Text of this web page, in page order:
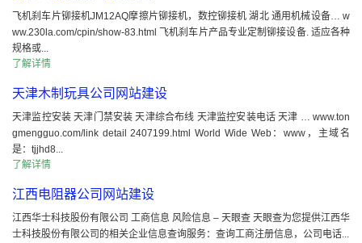
飞机刹车片铆接机JM12AQ摩擦片铆接机，数控铆接机 湖北 通用机械设备… w
ww.230la.com/cpin/show-83.html 飞机刹车片产品专业定制铆接设备. 适应各种
规格或...
了解详情
天津木制玩具公司网站建设
天津监控安装 天津门禁安装 天津综合布线 天津监控安装电话 天津 … www.ton
gmengguo.com/link detail 2407199.html World Wide Web：www，主域名
是：tjjhd8...
了解详情
江西电阻器公司网站建设
江西华士科技股份有限公司 工商信息 风险信息 – 天眼查 天眼查为您提供江西华
士科技股份有限公司的相关企业信息查询服务：查询工商注册信息，公司电话...